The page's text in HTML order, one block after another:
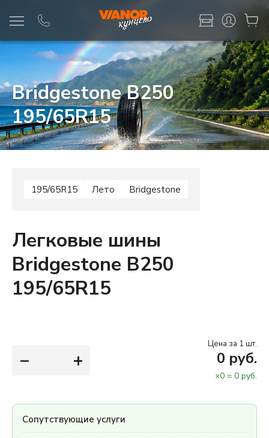
Bridgestone B250
195/65R15
195/65R15 Лето Bridgestone
Легковые шины
Bridgestone B250
195/65R15
− +
Цена за 1 шт.
0 руб.
×0 = 0 руб.
Сопутствующие услуги
Информация Фото товара